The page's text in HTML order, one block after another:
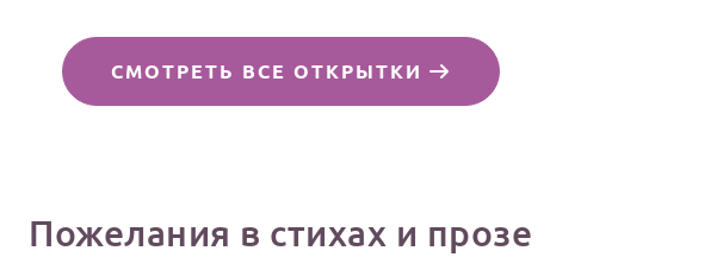
СМОТРЕТЬ ВСЕ ОТКРЫТКИ
Пожелания в стихах и прозе